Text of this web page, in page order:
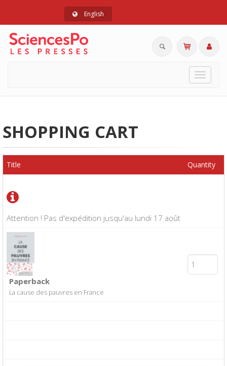
English
Toggle
SHOPPING CART
Attention ! Pas d'expédition jusqu'au lundi 17 août
Title Quantity
Paperback
La cause des pauvres en France